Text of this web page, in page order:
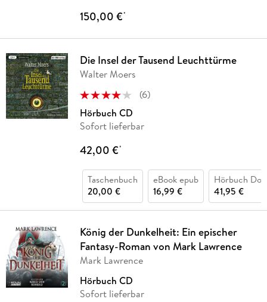
150,00 €*
Die Insel der Tausend Leuchttürme
Walter Moers
(6)
Hörbuch CD
Sofort lieferbar
42,00 €*
Taschenbuch
20,00 €
eBook epub
16,99 €
Hörbuch
41,95 €
König der Dunkelheit: Ein epischer
Fantasy-Roman von Mark Lawrence
Mark Lawrence
Hörbuch CD
Sofort lieferbar